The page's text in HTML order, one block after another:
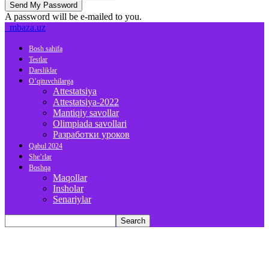
A password will be e-mailed to you.
mbaza.uz
Bosh sahifa
Testlar
Darsliklar
O’qituvchilarga
Attestatsiya
Attestatsiya-2022
Mantiqiy savollar
Olimpiada savollari
Разработки уроков
Qabul 2024
She’rlar
Boshqa
Maqollar
Insholar
Senariylar